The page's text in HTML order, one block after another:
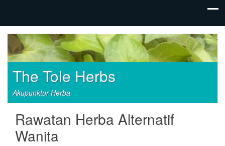
The Tole Herbs
Akupunktur Herba
Rawatan Herba Alternatif
Wanita